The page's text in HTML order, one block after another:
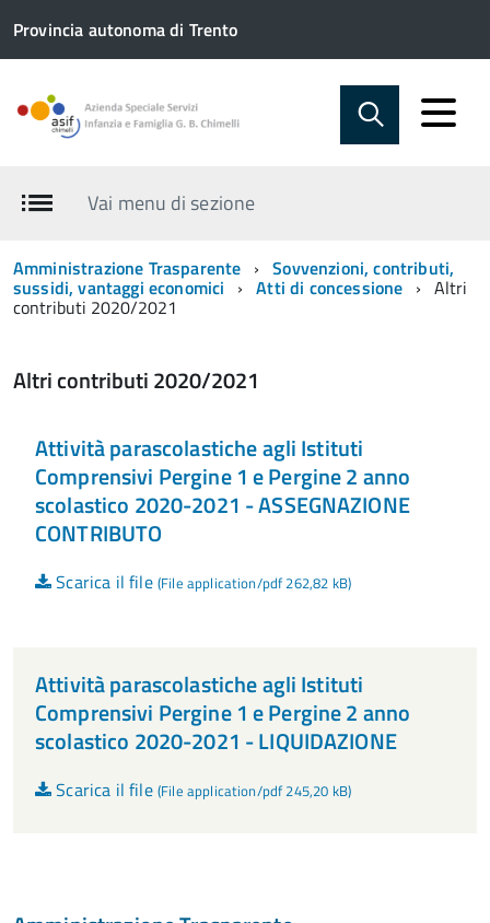
Provincia autonoma di Trento
Vai menu di sezione
Amministrazione Trasparente Sovvenzioni, contributi,
sussidi, vantaggi economici Atti di concessione Altri
contributi 2020/2021
Altri contributi 2020/2021
Attività parascolastiche agli Istituti
Comprensivi Pergine 1 e Pergine 2 anno
scolastico 2020-2021 - ASSEGNAZIONE
CONTRIBUTO
Scarica il file (File application/pdf 262,82 kB)
Attività parascolastiche agli Istituti
Comprensivi Pergine 1 e Pergine 2 anno
scolastico 2020-2021 - LIQUIDAZIONE
Scarica il file (File application/pdf 245,20 kB)